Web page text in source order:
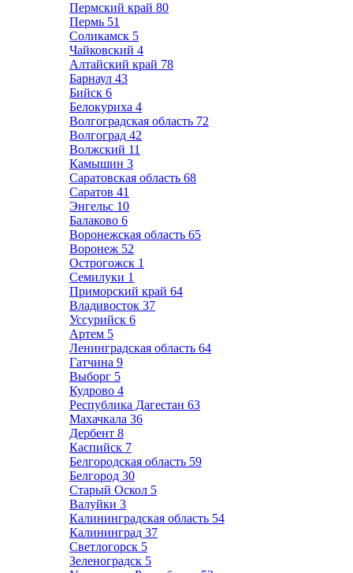
Пермский край 80
Пермь 51
Соликамск 5
Чайковский 4
Алтайский край 78
Барнаул 43
Бийск 6
Белокуриха 4
Волгоградская область 72
Волгоград 42
Волжский 11
Камышин 3
Саратовская область 68
Саратов 41
Энгельс 10
Балаково 6
Воронежская область 65
Воронеж 52
Острогожск 1
Семилуки 1
Приморский край 64
Владивосток 37
Уссурийск 6
Артем 5
Ленинградская область 64
Гатчина 9
Выборг 5
Кудрово 4
Республика Дагестан 63
Махачкала 36
Дербент 8
Каспийск 7
Белгородская область 59
Белгород 30
Старый Оскол 5
Валуйки 3
Калининградская область 54
Калининград 37
Светлогорск 5
Зеленоградск 5